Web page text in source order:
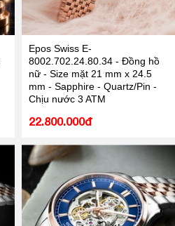
Epos Swiss E-
8002.702.24.80.34 - Đồng hồ
nữ - Size mặt 21 mm x 24.5
mm - Sapphire - Quartz/Pin -
Chịu nước 3 ATM
22.800.000đ